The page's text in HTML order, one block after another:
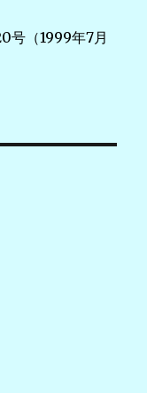
号（1999年7月